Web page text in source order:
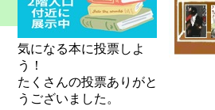
気になる本に投票しよ
う！
たくさんの投票ありがと
うございました。